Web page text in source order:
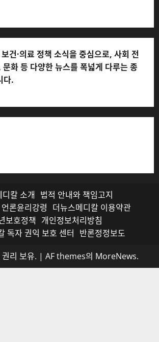
건·의료 정책 소식을 중심으로, 사회 전
화 등 다양한 뉴스를 폭넓게 다루는 종
다.
칼 소개 법적 안내와 책임고지
론윤리강령 더뉴스메디칼 이용약관
보호정책 개인정보처리방침
독자 권익 보호 센터 반론정정보도
리 보유. | AF themes의 MoreNews.